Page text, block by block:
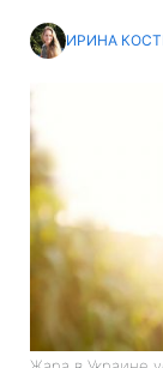
ИРИНА